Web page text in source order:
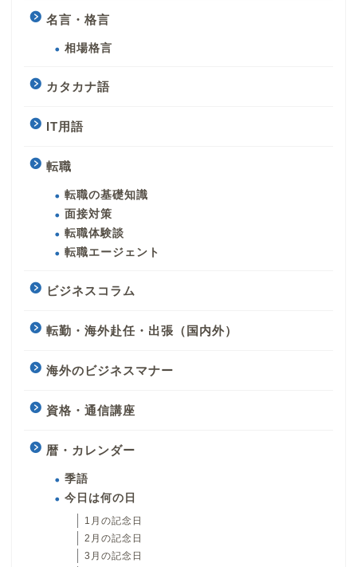
名言・格言
相場格言
カタカナ語
IT用語
転職
転職の基礎知識
面接対策
転職体験談
転職エージェント
ビジネスコラム
転勤・海外赴任・出張（国内外）
海外のビジネスマナー
資格・通信講座
暦・カレンダー
季語
今日は何の日
1月の記念日
2月の記念日
3月の記念日